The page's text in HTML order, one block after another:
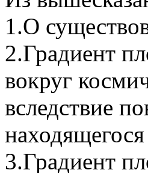
1.О
2.Градиент
вокруг
вследствие
3.Градиент